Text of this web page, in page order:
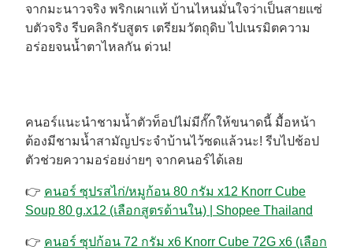
จากมะนาวจริง พริกเผาแท้ บ้านไหนมั่นใจว่าเป็นสายแซ่
บตัวจริง รีบคลิกรับสูตร เตรียมวัตถุดิบ ไปเนรมิตความ
อร่อยจนน้ำตาไหลกัน ด่วน!
คนอร์แนะนำชามน้ำตัวท็อปไม่มีกั๊กให้ขนาดนี้ มื้อหน้า
ต้องมีชามน้ำสามัญประจำบ้านไว้ซดแล้วนะ! รีบไปช้อป
ตัวช่วยความอร่อยง่ายๆ จากคนอร์ได้เลย
👉 คนอร์ ซุปรสไก่/หมูก้อน 80 กรัม x12 Knorr Cube
Soup 80 g.x12 (เลือกสูตรด้านใน) | Shopee Thailand
👉 คนอร์ ซุปก้อน 72 กรัม x6 Knorr Cube 72G x6 (เลือก